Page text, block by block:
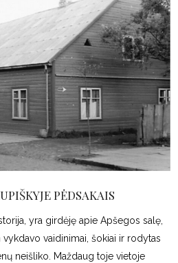
PĖDSAKAIS
yra girdėję apie Apšegos salę,
vykdavo vaidinimai, šokiai ir rodytas
neišliko. Maždaug toje vietoje